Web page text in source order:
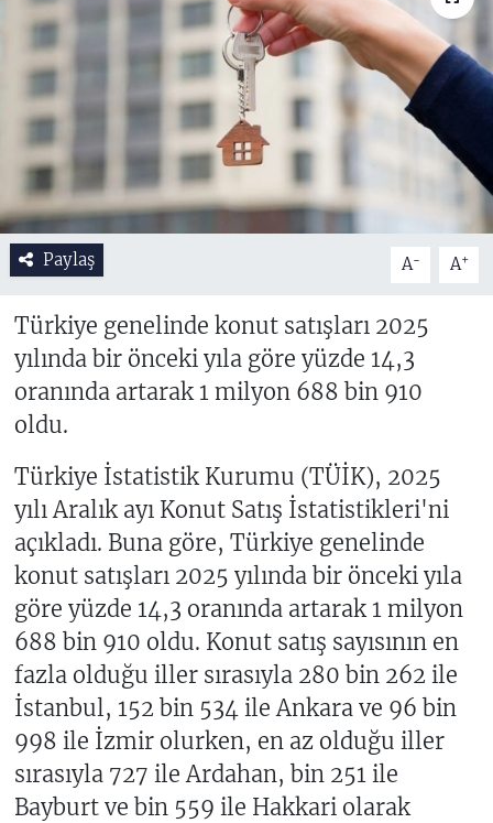
Paylaş A- A+
Türkiye genelinde konut satışları 2025
yılında bir önceki yıla göre yüzde 14,3
oranında artarak 1 milyon 688 bin 910
oldu.
Türkiye İstatistik Kurumu (TÜİK), 2025
yılı Aralık ayı Konut Satış İstatistikleri'ni
açıkladı. Buna göre, Türkiye genelinde
konut satışları 2025 yılında bir önceki yıla
göre yüzde 14,3 oranında artarak 1 milyon
688 bin 910 oldu. Konut satış sayısının en
fazla olduğu iller sırasıyla 280 bin 262 ile
İstanbul, 152 bin 534 ile Ankara ve 96 bin
998 ile İzmir olurken, en az olduğu iller
sırasıyla 727 ile Ardahan, bin 251 ile
Bayburt ve bin 559 ile Hakkari olarak